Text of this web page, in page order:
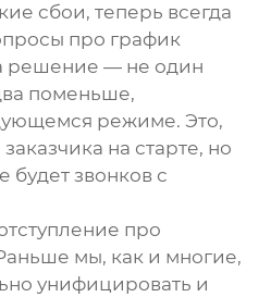
сбои, теперь всегда
про график
решение — не один
поменьше,
режиме. Это,
на старте, но
будет звонков с
про
мы, как и многие,
унифицировать и